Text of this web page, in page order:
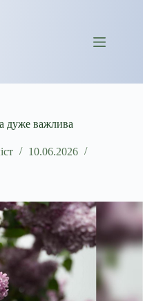
дуже важлива
10.06.2026